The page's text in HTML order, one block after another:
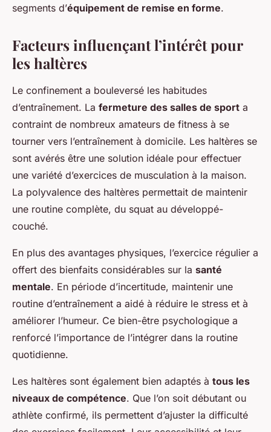
segments d’équipement de remise en forme.
Facteurs influençant l’intérêt pour
les haltères
Le confinement a bouleversé les habitudes
d’entraînement. La fermeture des salles de sport a
contraint de nombreux amateurs de fitness à se
tourner vers l’entraînement à domicile. Les haltères se
sont avérés être une solution idéale pour effectuer
une variété d’exercices de musculation à la maison.
La polyvalence des haltères permettait de maintenir
une routine complète, du squat au développé-
couché.
En plus des avantages physiques, l’exercice régulier a
offert des bienfaits considérables sur la santé
mentale. En période d’incertitude, maintenir une
routine d’entraînement a aidé à réduire le stress et à
améliorer l’humeur. Ce bien-être psychologique a
renforcé l’importance de l’intégrer dans la routine
quotidienne.
Les haltères sont également bien adaptés à tous les
niveaux de compétence. Que l’on soit débutant ou
athlète confirmé, ils permettent d’ajuster la difficulté